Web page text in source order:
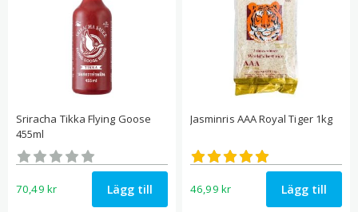
Sriracha Tikka Flying Goose
455ml
Betygsatt
0
av 5
70,49 kr Lägg till
Jasminris AAA Royal Tiger 1kg
Betygsatt
5.00
av 5
46,99 kr Lägg till